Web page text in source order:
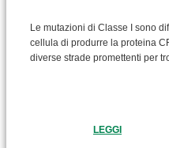
Le mutazioni di Classe I sono
cellula di produrre la proteina
diverse strade promettenti per
LEGGI